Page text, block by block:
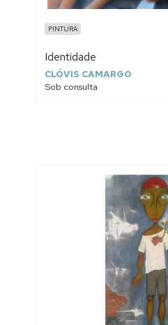
PINTURA
Identidade
CLÓVIS CAMARGO
Sob consulta